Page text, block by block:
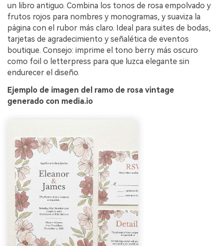
un libro antiguo. Combina los tonos de rosa empolvado y
frutos rojos para nombres y monogramas, y suaviza la
página con el rubor más claro. Ideal para suites de bodas,
tarjetas de agradecimiento y señalética de eventos
boutique. Consejo: imprime el tono berry más oscuro
como foil o letterpress para que luzca elegante sin
endurecer el diseño.
Ejemplo de imagen del ramo de rosa vintage
generado con media.io